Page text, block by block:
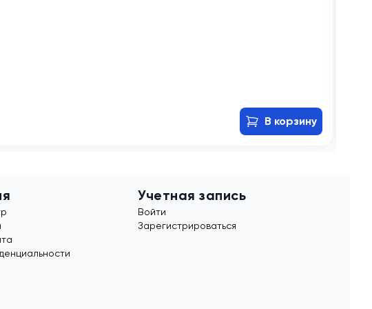
В корзину
Учетная запись
Войти
Зарегистрироваться